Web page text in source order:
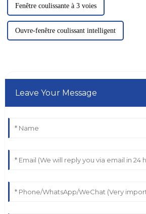
Fenêtre coulissante à 3 voies
Ouvre-fenêtre coulissant intelligent
Leave Your Message